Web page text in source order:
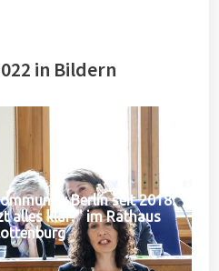
in Bildern
Berlin seit 2018:
alles klar?" im Rathaus